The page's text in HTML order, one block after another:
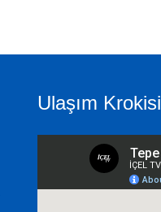
Ulaşım Krokisi